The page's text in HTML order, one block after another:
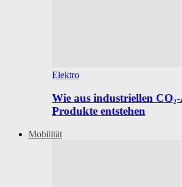
Elektro
Wie aus industriellen
Produkte entstehen
Mobilität